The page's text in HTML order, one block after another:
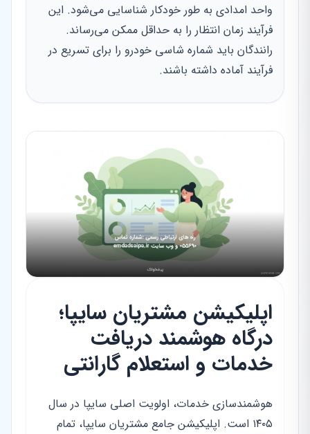
واحد امدادی به طور خودکار شناسایی می‌شود. این
فرآیند زمان انتظار را به حداقل ممکن می‌رساند.
رانندگان باید شماره شاسی خودرو را برای تسریع در
فرآیند آماده داشته باشند.
اپلیکیشن مشتریان سایپا؛
درگاه هوشمند دریافت
خدمات و استعلام گارانتی
هوشمندسازی خدمات، اولویت اصلی سایپا در سال
۱۴۰۵ است. اپلیکیشن جامع مشتریان سایپا، تمام